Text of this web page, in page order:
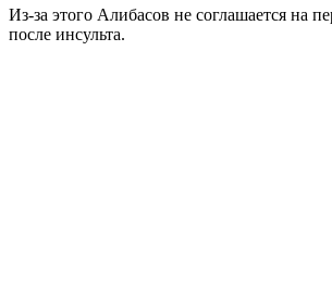
Из-за этого Алибасов не соглашается на
после инсульта.